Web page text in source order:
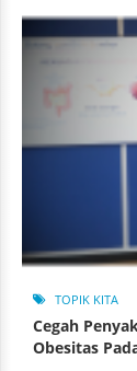
TOPIK KITA
Cegah
Obesitas